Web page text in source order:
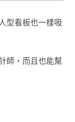
型看板也一樣吸
師 ，而且也能幫